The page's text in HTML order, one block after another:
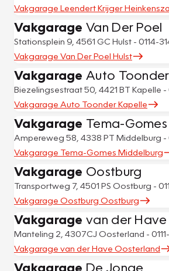
Vakgarage Leendert Krijger
Vakgarage Van Der Poel
Stationsplein 9, 4561 GC Hulst - 0114-
Vakgarage Van Der Poel Hulst
Vakgarage Auto Toonder
Biezelingsestraat 50, 4421 BT Kapelle -
Vakgarage Auto Toonder Kapelle
Vakgarage Tema-Gomes
Ampereweg 58, 4338 PT Middelburg -
Vakgarage Tema-Gomes Middelburg
Vakgarage Oostburg
Transportweg 7, 4501 PS Oostburg -
Vakgarage Oostburg Oostburg
Vakgarage van der Have
Manteling 2, 4307CJ Oosterland -
Vakgarage van der Have Oosterland
Vakgarage De Jonge